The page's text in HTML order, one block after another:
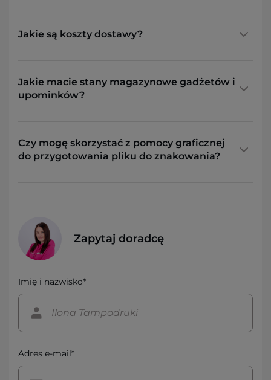
Jakie są koszty dostawy?
Jakie macie stany magazynowe gadżetów i
upominków?
Czy mogę skorzystać z pomocy graficznej
do przygotowania pliku do znakowania?
Zapytaj doradcę
Imię i nazwisko*
Adres e-mail*